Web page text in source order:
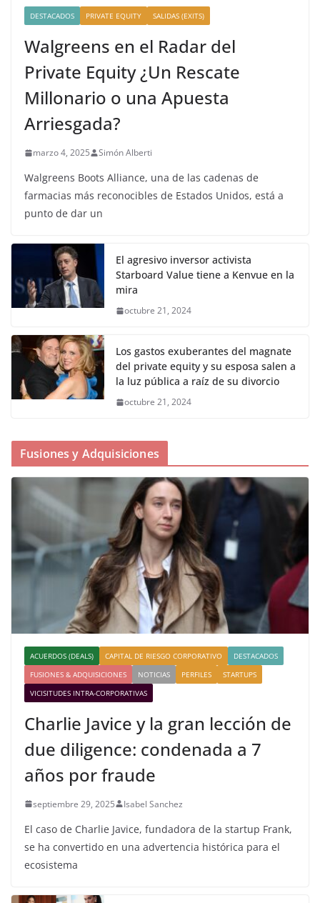
DESTACADOS PRIVATE EQUITY SALIDAS (EXITS)
Walgreens en el Radar del
Private Equity ¿Un Rescate
Millonario o una Apuesta
Arriesgada?
marzo 4, 2025 Simón Alberti
Walgreens Boots Alliance, una de las cadenas de
farmacias más reconocibles de Estados Unidos, está a
punto de dar un
El agresivo inversor activista
Starboard Value tiene a Kenvue en la
mira
octubre 21, 2024
Los gastos exuberantes del magnate
del private equity y su esposa salen a
la luz pública a raíz de su divorcio
octubre 21, 2024
Fusiones y Adquisiciones
ACUERDOS (DEALS) CAPITAL DE RIESGO CORPORATIVO
DESTACADOS
FUSIONES & ADQUISICIONES
NOTICIAS PERFILES
STARTUPS
VICISITUDES INTRA-CORPORATIVAS
Charlie Javice y la gran lección de
due diligence: condenada a 7
años por fraude
septiembre 29, 2025 Isabel Sanchez
El caso de Charlie Javice, fundadora de la startup Frank,
se ha convertido en una advertencia histórica para el
ecosistema